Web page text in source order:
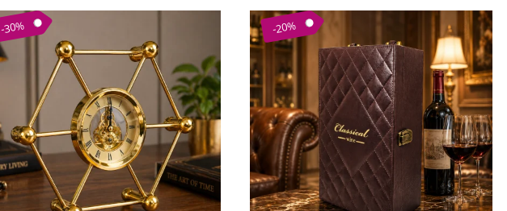
-30% -20%